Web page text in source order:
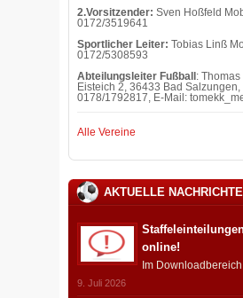
2.Vorsitzender: Sven Hoßfeld
0172/3519641
Sportlicher Leiter: Tobias Linß
0172/5308593
Abteilungsleiter Fußball : Thomas
Eisteich 2, 36433 Bad Salzungen,
0178/1792817, E-Mail:
Alle Vereine
AKTUELLE
online!
Im Downloadbereich
9. Juli 2026